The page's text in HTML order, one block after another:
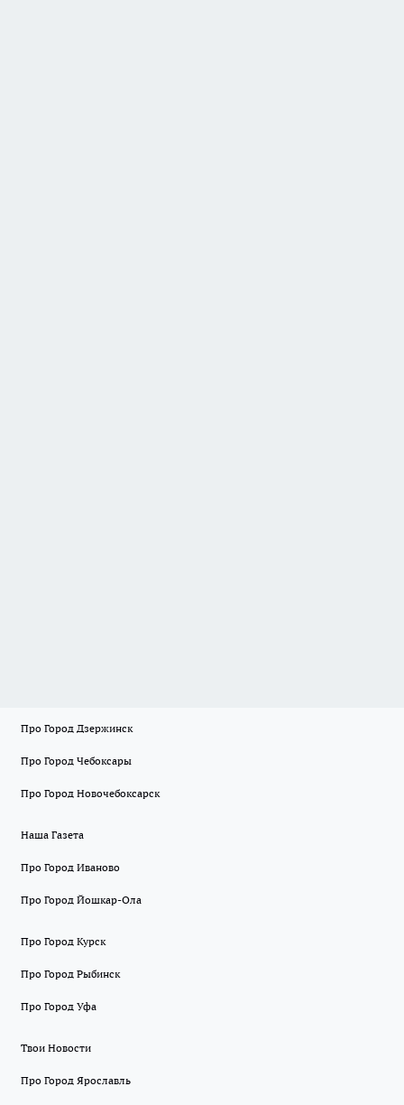
Про Город Дзержинск
Про Город Чебоксары
Про Город Новочебоксарск
Наша Газета
Про Город Иваново
Про Город Йошкар-Ола
Про Город Курск
Про Город Рыбинск
Про Город Уфа
Твои Новости
Про Город Ярославль